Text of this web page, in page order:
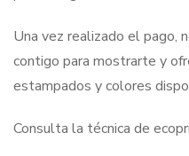
Una vez realizado el pago,
contigo para mostrarte y
estampados y colores
Consulta la técnica de